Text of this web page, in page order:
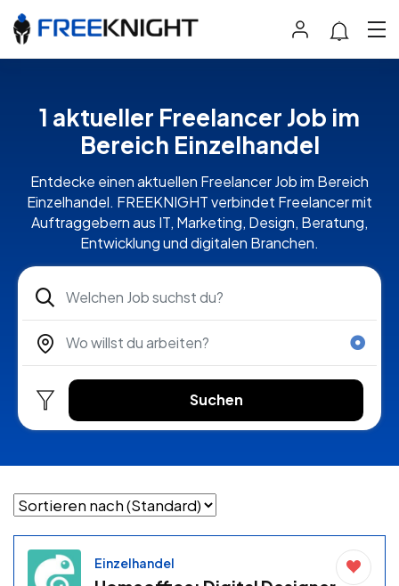
1 aktueller Freelancer Job im
Bereich Einzelhandel
Entdecke einen aktuellen Freelancer Job im Bereich
Einzelhandel. FREEKNIGHT verbindet Freelancer mit
Auftraggebern aus IT, Marketing, Design, Beratung,
Entwicklung und digitalen Branchen.
Suchen
Einzelhandel